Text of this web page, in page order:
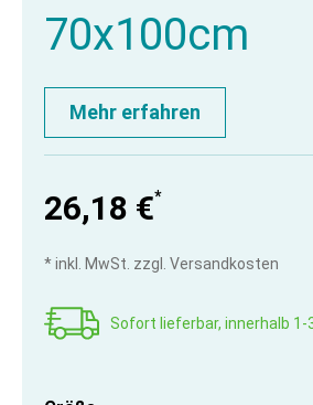
70x100cm
Mehr erfahren
26,18 €*
* inkl. MwSt. zzgl. Versandkosten
Sofort lieferbar, innerhalb 1-